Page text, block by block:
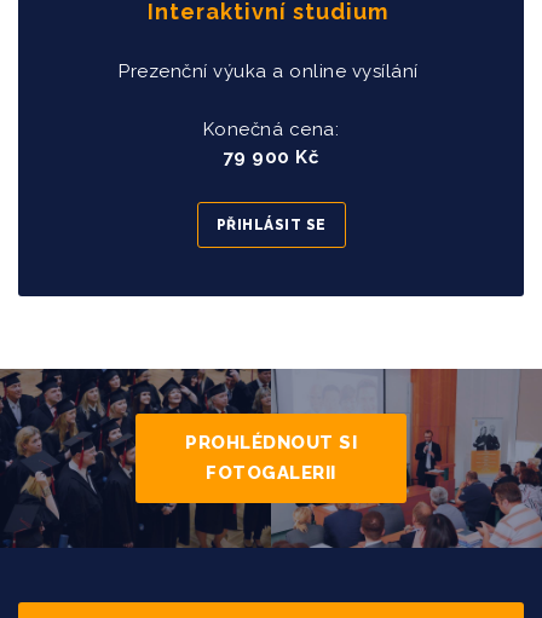
Interaktivní studium
Prezenční výuka a online vysílání
Konečná cena:
79 900 Kč
PŘIHLÁSIT SE
PROHLÉDNOUT SI
FOTOGALERII